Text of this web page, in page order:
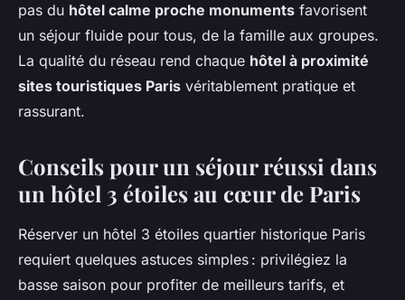
pas du hôtel calme proche monuments favorisent
un séjour fluide pour tous, de la famille aux groupes.
La qualité du réseau rend chaque hôtel à proximité
sites touristiques Paris véritablement pratique et
rassurant.
Conseils pour un séjour réussi dans
un hôtel 3 étoiles au cœur de Paris
Réserver un hôtel 3 étoiles quartier historique Paris
requiert quelques astuces simples : privilégiez la
basse saison pour profiter de meilleurs tarifs, et